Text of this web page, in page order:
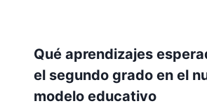
Qué aprendizajes
el segundo grado en el
modelo educativo